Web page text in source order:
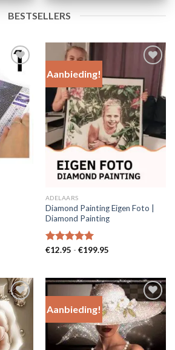
BESTSELLERS
Add to
Wishlist
Aanbieding!
Add to
Wishlist
ADELAARS
Diamond Painting Eigen Foto |
Diamond Painting
Gewaardeerd
€12.95 - €199.95Prijsklasse:
Add to
Wishlist
Aanbieding!
Add to
Wishlist